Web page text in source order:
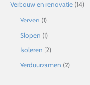
Verbouw en renovatie (14)
Verven (1)
Slopen (1)
Isoleren (2)
Verduurzamen (2)